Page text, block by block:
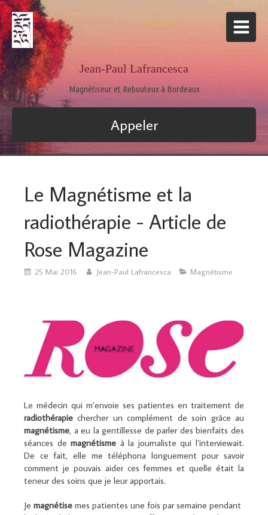
Jean-Paul Lafrancesca
Magnétiseur et Rebouteux à Bordeaux
Appeler
Le Magnétisme et la
radiothérapie - Article de
Rose Magazine
25 Mai 2016 Jean-Paul Lafrancesca Magnétisme
Le médecin qui m’envoie ses patientes en traitement de
radiothérapie chercher un complément de soin grâce au
magnétisme, a eu la gentillesse de parler des bienfaits des
séances de magnétisme à la journaliste qui l’interviewait.
De ce fait, elle me téléphona longuement pour savoir
comment je pouvais aider ces femmes et quelle était la
teneur des soins que je leur apportais.
Je magnétise mes patientes une fois par semaine pendant